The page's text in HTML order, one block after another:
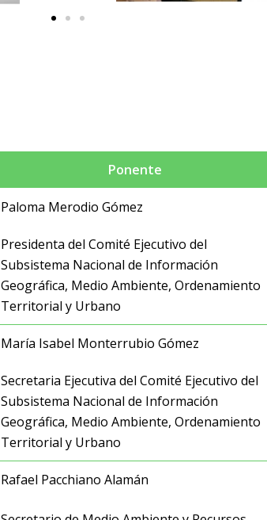
Ponente
Paloma Merodio Gómez
Presidenta del Comité Ejecutivo del
Subsistema Nacional de Información
Geográfica, Medio Ambiente, Ordenamiento
Territorial y Urbano
María Isabel Monterrubio Gómez
Secretaria Ejecutiva del Comité Ejecutivo del
Subsistema Nacional de Información
Geográfica, Medio Ambiente, Ordenamiento
Territorial y Urbano
Rafael Pacchiano Alamán